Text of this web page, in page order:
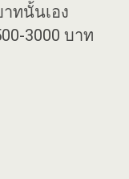
ทนั้นเอง
3000 บาท